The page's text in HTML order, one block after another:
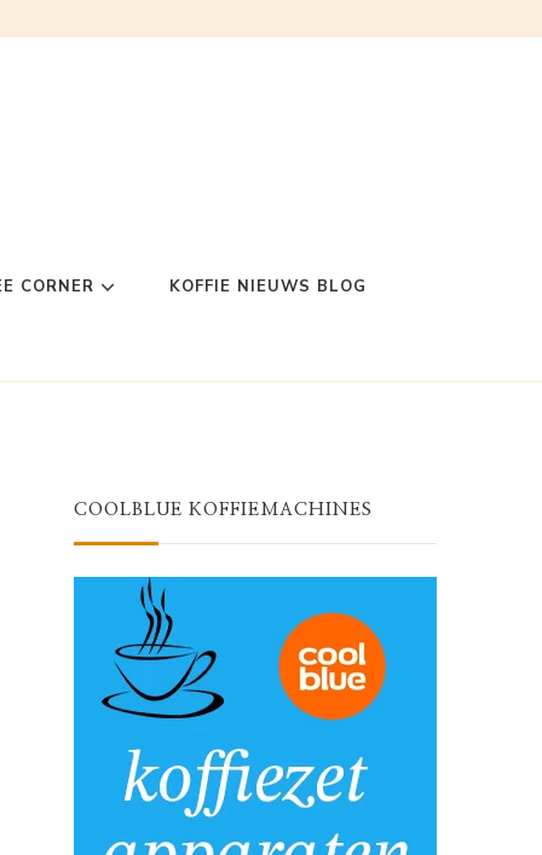
CORNER KOFFIE NIEUWS BLOG
COOLBLUE KOFFIEMACHINES